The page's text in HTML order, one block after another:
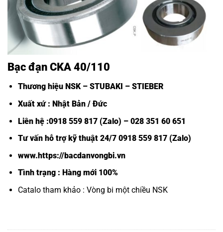
Bạc đạn CKA 40/110
Thương hiệu NSK – STUBAKI – STIEBER
Xuất xứ : Nhật Bản / Đức
Liên hệ :0918 559 817 (Zalo) – 028 351 60 651
Tư vấn hỗ trợ kỹ thuật 24/7 0918 559 817 (Zalo)
www.https://bacdanvongbi.vn
Tình trạng : Hàng mới 100%
Catalo tham khảo : Vòng bi một chiều NSK